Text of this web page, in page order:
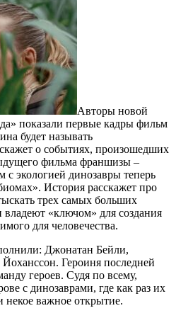
Авторы новой
показали первые кадры фильм
будет называть
о событиях, произошедших
фильма франшизы –
с экологией динозавры теперь
История расскажет про
трех самых больших
владеют «ключом» для создания
для человечества.
Джонатан Бейли,
Героиня последней
героев. Судя по всему,
с динозаврами, где как раз их
важное открытие.